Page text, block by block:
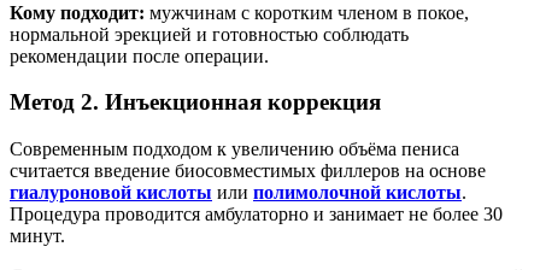
Кому подходит: мужчинам с коротким членом в покое,
нормальной эрекцией и готовностью соблюдать
рекомендации после операции.
Метод 2. Инъекционная коррекция
Современным подходом к увеличению объёма пениса
считается введение биосовместимых филлеров на основе
гиалуроновой кислоты или полимолочной кислоты.
Процедура проводится амбулаторно и занимает не более 30
минут.